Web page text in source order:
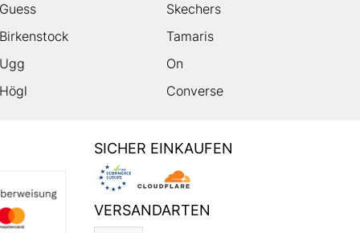
Skechers
Tamaris
On
Converse
SICHER EINKAUFEN
VERSANDARTEN